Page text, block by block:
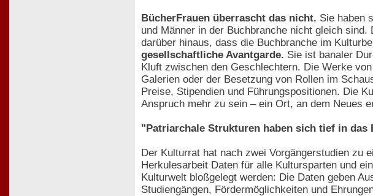
BücherFrauen überrascht das nicht. Sie haben
und Männer in der Buchbranche nicht gleich
darüber hinaus, dass die Buchbranche im
gesellschaftliche Avantgarde. Sie ist banaler
Kluft zwischen den Geschlechtern. Die Werke
Galerien oder der Besetzung von Rollen im
Preise, Stipendien und Führungspositionen. Die
Anspruch mehr zu sein – ein Ort, an dem Neues
"Patriarchale Strukturen haben sich tief in das
Der Kulturrat hat nach zwei Vorgängerstudien zu
Herkulesarbeit Daten für alle Kultursparten und
Kulturwelt bloßgelegt werden: Die Daten geben
Studiengängen, Fördermöglichkeiten und